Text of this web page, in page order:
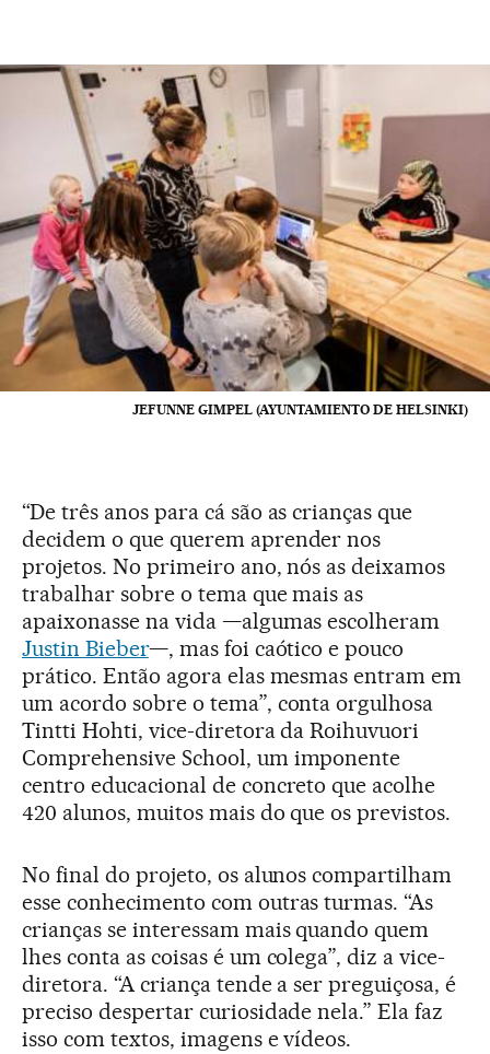
JEFUNNE GIMPEL (AYUNTAMIENTO DE HELSINKI)
“De três anos para cá são as crianças que
decidem o que querem aprender nos
projetos. No primeiro ano, nós as deixamos
trabalhar sobre o tema que mais as
apaixonasse na vida —algumas escolheram
Justin Bieber—, mas foi caótico e pouco
prático. Então agora elas mesmas entram em
um acordo sobre o tema”, conta orgulhosa
Tintti Hohti, vice-diretora da Roihuvuori
Comprehensive School, um imponente
centro educacional de concreto que acolhe
420 alunos, muitos mais do que os previstos.
No final do projeto, os alunos compartilham
esse conhecimento com outras turmas. “As
crianças se interessam mais quando quem
lhes conta as coisas é um colega”, diz a vice-
diretora. “A criança tende a ser preguiçosa, é
preciso despertar curiosidade nela.” Ela faz
isso com textos, imagens e vídeos.